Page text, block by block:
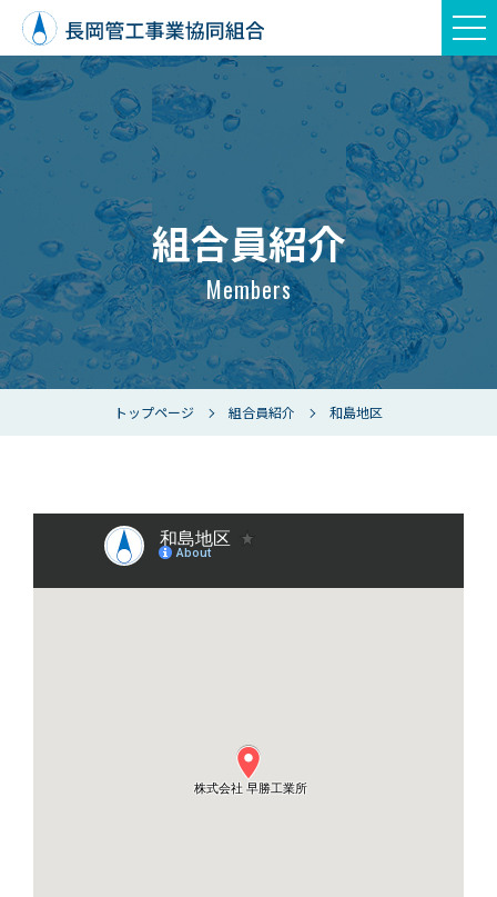
組合員紹介
Members
トップページ 組合員紹介 和島地区